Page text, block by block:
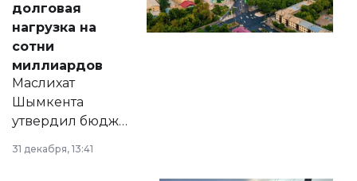
долговая
нагрузка на
сотни
миллиардов
Маслихат
Шымкента
утвердил бюджет
города на 2026–
2028 годы.
31 декабря, 13:41